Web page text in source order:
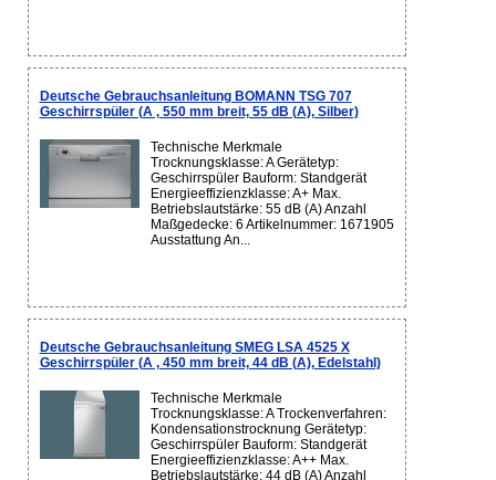
Deutsche Gebrauchsanleitung BOMANN TSG 707
Geschirrspüler (A , 550 mm breit, 55 dB (A), Silber)
Technische Merkmale
Trocknungsklasse: A Gerätetyp:
Geschirrspüler Bauform: Standgerät
Energieeffizienzklasse: A+ Max.
Betriebslautstärke: 55 dB (A) Anzahl
Maßgedecke: 6 Artikelnummer: 1671905
Ausstattung An...
Deutsche Gebrauchsanleitung SMEG LSA 4525 X
Geschirrspüler (A , 450 mm breit, 44 dB (A), Edelstahl)
Technische Merkmale
Trocknungsklasse: A Trockenverfahren:
Kondensationstrocknung Gerätetyp:
Geschirrspüler Bauform: Standgerät
Energieeffizienzklasse: A++ Max.
Betriebslautstärke: 44 dB (A) Anzahl